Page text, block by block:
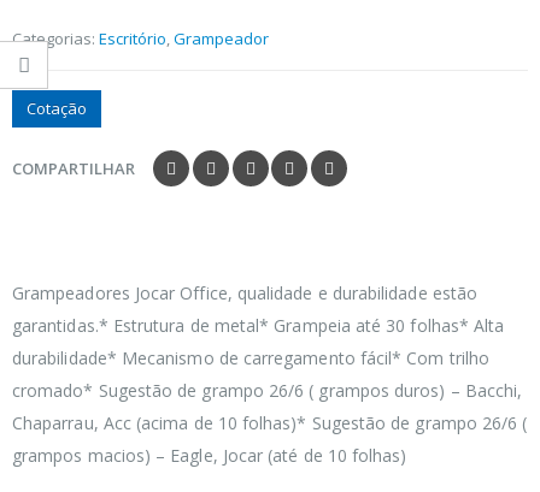
Categorias: Escritório,Grampeador
Cotação
COMPARTILHAR
Grampeadores Jocar Office, qualidade e durabilidade estão
garantidas.* Estrutura de metal* Grampeia até 30 folhas* Alta
durabilidade* Mecanismo de carregamento fácil* Com trilho
cromado* Sugestão de grampo 26/6 ( grampos duros) – Bacchi,
Chaparrau, Acc (acima de 10 folhas)* Sugestão de grampo 26/6 (
grampos macios) – Eagle, Jocar (até de 10 folhas)